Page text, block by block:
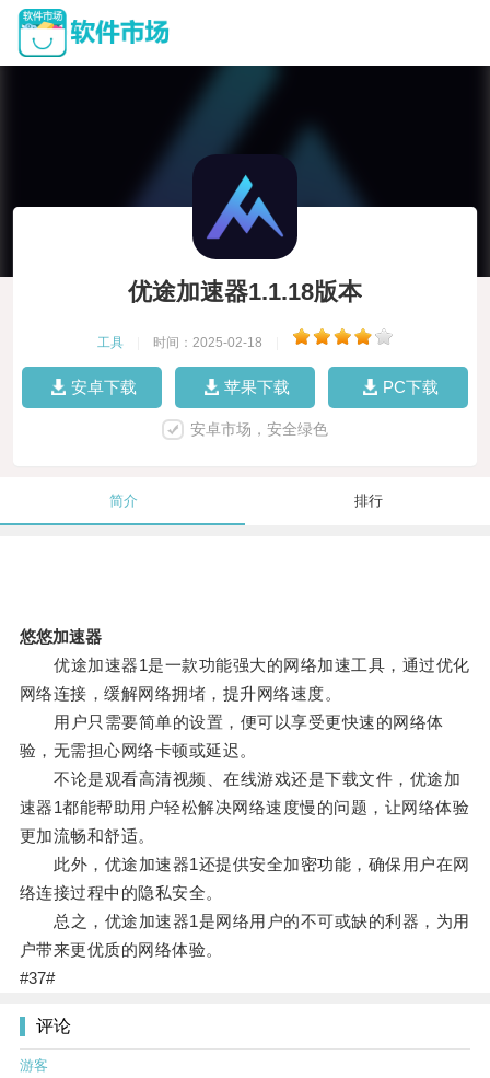
优途加速器1.1.18版本
工具 时间：2025-02-18
安卓下载 苹果下载 PC下载
安卓市场，安全绿色
简介 排行
悠悠加速器
优途加速器1是一款功能强大的网络加速工具，通过优化
网络连接，缓解网络拥堵，提升网络速度。
用户只需要简单的设置，便可以享受更快速的网络体
验，无需担心网络卡顿或延迟。
不论是观看高清视频、在线游戏还是下载文件，优途加
速器1都能帮助用户轻松解决网络速度慢的问题，让网络体验
更加流畅和舒适。
此外，优途加速器1还提供安全加密功能，确保用户在网
络连接过程中的隐私安全。
总之，优途加速器1是网络用户的不可或缺的利器，为用
户带来更优质的网络体验。
#37#
评论
游客